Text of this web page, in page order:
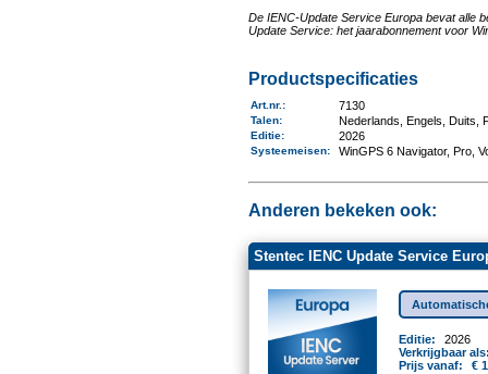
De IENC-Update Service Europa bevat alle
Update Service: het jaarabonnement voor
Productspecificaties
Art.nr. : 7130
Talen: Nederlands, Engels, Duits,
Editie: 2026
Systeemeisen: WinGPS 6 Navigator, Pro,
Anderen bekeken ook:
Stentec IENC Update Service
Editie:
2026
Verkrijgbaar
Prijs vanaf:
€